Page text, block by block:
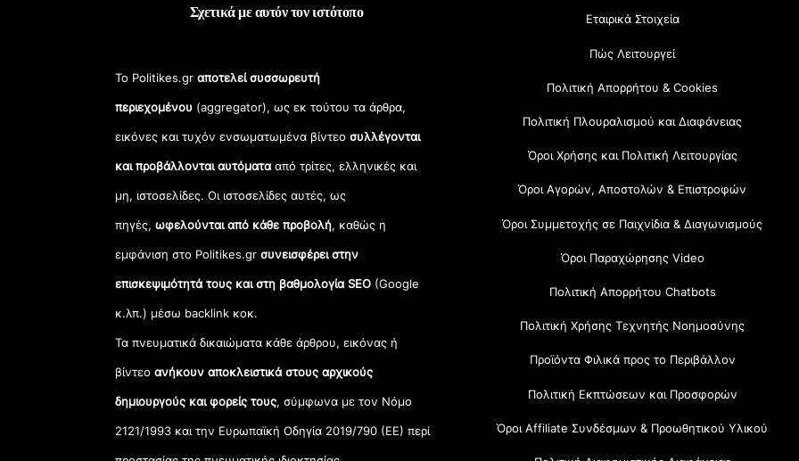
Σχετικά με αυτόν τον ιστότοπο
Το Politikes.grαποτελεί συσσωρευτή
περιεχομένου (aggregator), ως εκ τούτου τα άρθρα,
εικόνες και τυχόν ενσωματωμένα βίντεοσυλλέγονται
και προβάλλονται αυτόματααπό τρίτες, ελληνικές και
μη, ιστοσελίδες. Οι ιστοσελίδες αυτές, ως
πηγές,ωφελούνται από κάθε προβολή, καθώς η
εμφάνιση στο Politikes.gr συνεισφέρει στην
επισκεψιμότητά τους και στη βαθμολογία SEO (Google
κ.λπ.) μέσω backlink κοκ.
Τα πνευματικά δικαιώματα κάθε άρθρου, εικόνας ή
βίντεοανήκουν αποκλειστικά στους αρχικούς
δημιουργούς και φορείς τους, σύμφωνα με τον Νόμο
2121/1993 και την Ευρωπαϊκή Οδηγία 2019/790 (ΕΕ) περί
Εταιρικά Στοιχεία
Πώς Λειτουργεί
Πολιτική Απορρήτου & Cookies
Πολιτική Πλουραλισμού και Διαφάνειας
Όροι Χρήσης και Πολιτική Λειτουργίας
Όροι Αγορών, Αποστολών & Επιστροφών
Όροι Συμμετοχής σε Παιχνίδια & Διαγωνισμούς
Όροι Παραχώρησης Video
Πολιτική Απορρήτου Chatbots
Πολιτική Χρήσης Τεχνητής Νοημοσύνης
Προϊόντα Φιλικά προς το Περιβάλλον
Πολιτική Εκπτώσεων και Προσφορών
Όροι Affiliate Συνδέσμων & Προωθητικού Υλικού